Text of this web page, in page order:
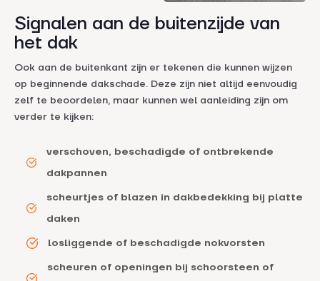
Signalen aan de buitenzijde van
het dak
Ook aan de buitenkant zijn er tekenen die kunnen wijzen
op beginnende dakschade. Deze zijn niet altijd eenvoudig
zelf te beoordelen, maar kunnen wel aanleiding zijn om
verder te kijken:
verschoven, beschadigde of ontbrekende
dakpannen
scheurtjes of blazen in dakbedekking bij platte
daken
losliggende of beschadigde nokvorsten
scheuren of openingen bij schoorsteen of